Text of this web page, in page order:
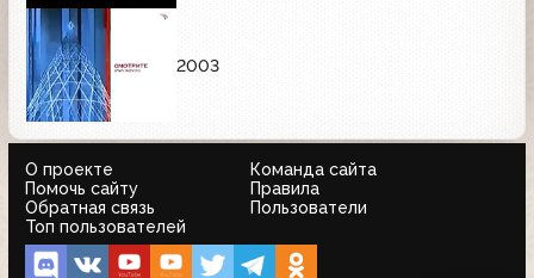
2003
О проекте
Команда сайта
Помочь сайту
Правила
Обратная связь
Пользователи
Топ пользователей